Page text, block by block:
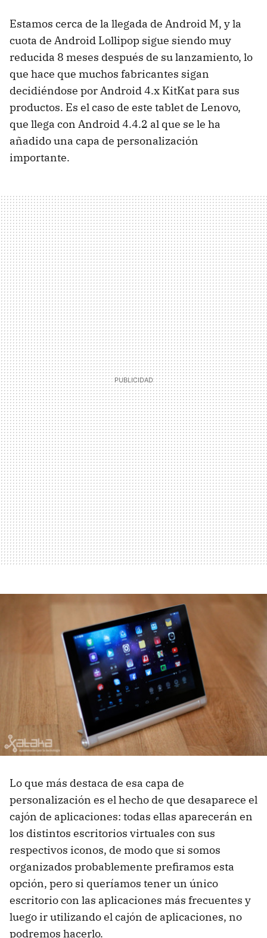
Estamos cerca de la llegada de Android M, y la
cuota de Android Lollipop sigue siendo muy
reducida 8 meses después de su lanzamiento, lo
que hace que muchos fabricantes sigan
decidiéndose por Android 4.x KitKat para sus
productos. Es el caso de este tablet de Lenovo,
que llega con Android 4.4.2 al que se le ha
añadido una capa de personalización
importante.
Lo que más destaca de esa capa de
personalización es el hecho de que desaparece el
cajón de aplicaciones: todas ellas aparecerán en
los distintos escritorios virtuales con sus
respectivos iconos, de modo que si somos
organizados probablemente prefiramos esta
opción, pero si queríamos tener un único
escritorio con las aplicaciones más frecuentes y
luego ir utilizando el cajón de aplicaciones, no
podremos hacerlo.